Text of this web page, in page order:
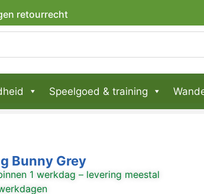
Altijd 14 dagen retourrecht​
sinds 2020
Speelgoed & training
Bunny Grey
1 werkdag – levering meestal